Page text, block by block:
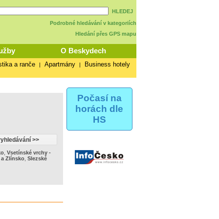
HLEDEJ
Podrobné hledávání v kategoriích
Hledání přes GPS mapu
O Beskydech
a ranče | Apartmány | Business hotely
Počasí na
horách dle
HS
, Vsetínské vrchy -
Zlínsko, Slezské